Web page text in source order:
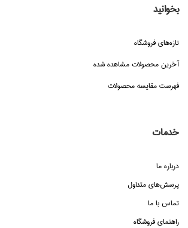
بخوانید
تازه‌هاي فروشگاه
آخرین محصولات مشاهده شده
فهرست مقایسه محصولات
خدمات
درباره ما
پرسش‌هاي متداول
تماس با ما
راهنماي فروشگاه